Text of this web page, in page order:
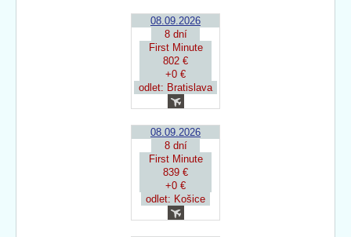
08.09.2026
8 dní
First Minute
802 €
+0 €
odlet: Bratislava
08.09.2026
8 dní
First Minute
839 €
+0 €
odlet: Košice